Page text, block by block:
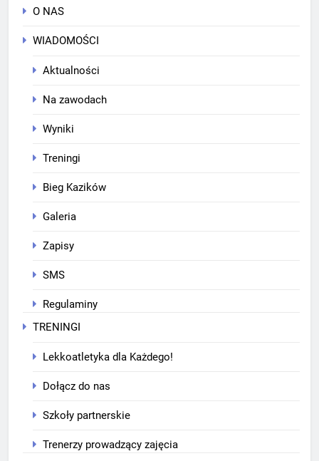
O NAS
WIADOMOŚCI
Aktualności
Na zawodach
Wyniki
Treningi
Bieg Kazików
Galeria
Zapisy
SMS
Regulaminy
TRENINGI
Lekkoatletyka dla Każdego!
Dołącz do nas
Szkoły partnerskie
Trenerzy prowadzący zajęcia